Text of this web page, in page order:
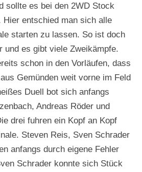
sollte es bei den 2WD Stock
Hier entschied man sich alle
starten zu lassen. So ist doch
und es gibt viele Zweikämpfe.
schon in den Vorläufen, dass
Gemünden weit vorne im Feld
Duell bot sich anfangs
Andreas Röder und
drei fuhren ein Kopf an Kopf
Steven Reis, Sven Schrader
anfangs durch eigene Fehler
Schrader konnte sich Stück